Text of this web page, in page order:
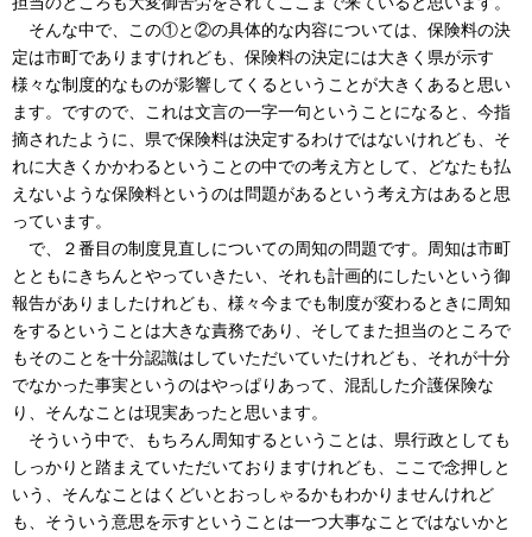
そんな中で、この①と②の具体的な内容については、保険料の決
定は市町でありますけれども、保険料の決定には大きく県が示す
様々な制度的なものが影響してくるということが大きくあると思い
ます。ですので、これは文言の一字一句ということになると、今指
摘されたように、県で保険料は決定するわけではないけれども、そ
れに大きくかかわるということの中での考え方として、どなたも払
えないような保険料というのは問題があるという考え方はあると思
っています。
で、２番目の制度見直しについての周知の問題です。周知は市町
とともにきちんとやっていきたい、それも計画的にしたいという御
報告がありましたけれども、様々今までも制度が変わるときに周知
をするということは大きな責務であり、そしてまた担当のところで
もそのことを十分認識はしていただいていたけれども、それが十分
でなかった事実というのはやっぱりあって、混乱した介護保険な
り、そんなことは現実あったと思います。
そういう中で、もちろん周知するということは、県行政としても
しっかりと踏まえていただいておりますけれども、ここで念押しと
いう、そんなことはくどいとおっしゃるかもわかりませんけれど
も、そういう意思を示すということは一つ大事なことではないかと